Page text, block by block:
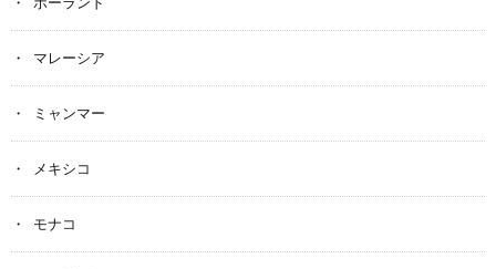
マレーシア
ミャンマー
メキシコ
モナコ